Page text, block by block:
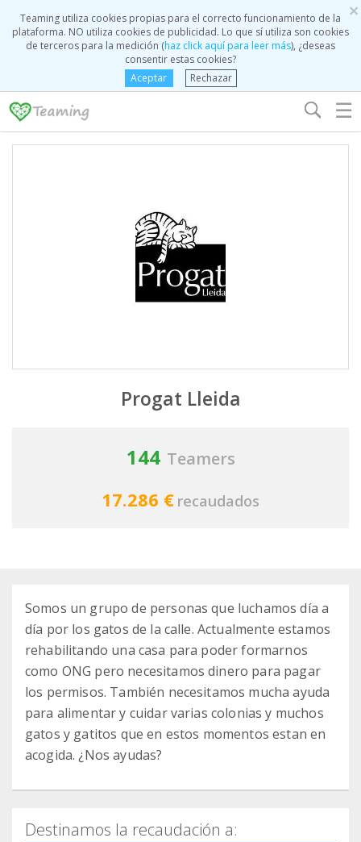
×
Teaming utiliza cookies propias para el correcto funcionamiento de la
plataforma. NO utiliza cookies de publicidad. Lo que sí utiliza son cookies
de terceros para la medición (haz click aquí para leer más), ¿deseas
consentir estas cookies?
Aceptar
Rechazar
☰
Progat Lleida
144 Teamers
17.286 € recaudados
Somos un grupo de personas que luchamos día a
día por los gatos de la calle. Actualmente estamos
rehabilitando una casa para poder formarnos
como ONG pero necesitamos dinero para pagar
los permisos. También necesitamos mucha ayuda
para alimentar y cuidar varias colonias y muchos
gatos y gatitos que en estos momentos estan en
acogida. ¿Nos ayudas?
Destinamos la recaudación a: